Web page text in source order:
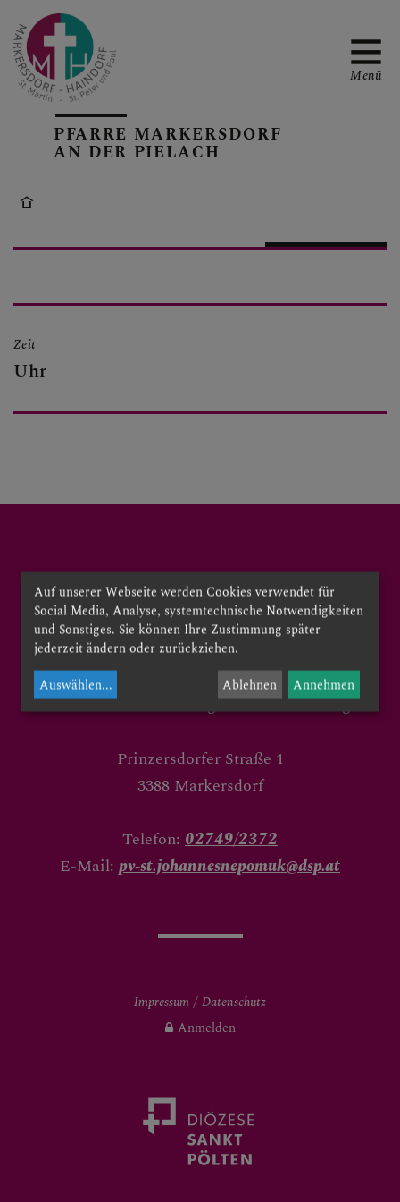
PFARRBLATT
PFARRTEAM
UNSERE PFARREN
SAKRAMENTE
PFARRE MARKERSDORF
AN DER PIELACH
Menü
Zeit
Uhr
Pfarrer: Christof Heibler
Pfarrsekretärin: Claudia Dolezal
Krankenstandsvertretung: Claudia Hiesberger
Prinzersdorfer Straße 1
3388 Markersdorf
Telefon: 02749/2372
E-Mail: pv-st.johannesnepomuk@dsp.at
Impressum
Datenschutz
Anmelden
Auf unserer Webseite werden Cookies verwendet für
Social Media, Analyse, systemtechnische Notwendigkeiten
und Sonstiges. Sie können Ihre Zustimmung später
jederzeit ändern oder zurückziehen.
Auswählen... Ablehnen Annehmen